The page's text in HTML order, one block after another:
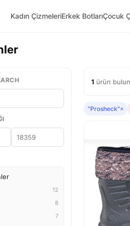
Kadın ÇizmeleriErkek BotlarıÇocuk
12
8
7
1 ürün
"Prosheck"×